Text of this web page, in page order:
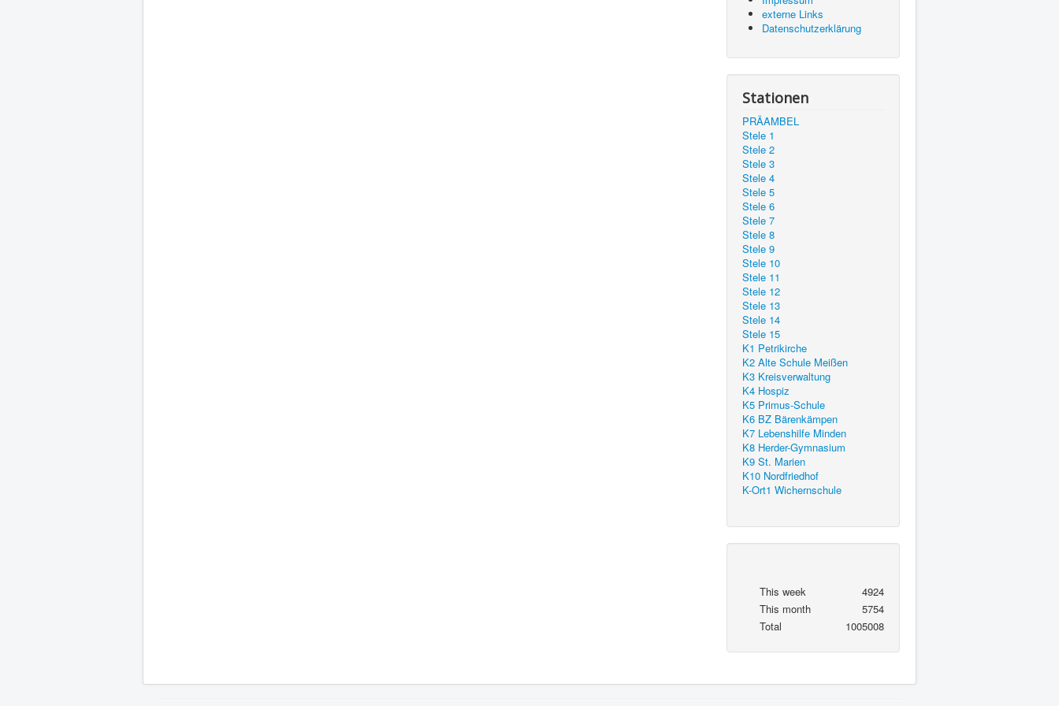
externe Links
Datenschutzerklärung
Stationen
PRÄAMBEL
Stele 1
Stele 2
Stele 3
Stele 4
Stele 5
Stele 6
Stele 7
Stele 8
Stele 9
Stele 10
Stele 11
Stele 12
Stele 13
Stele 14
Stele 15
K1 Petrikirche
K2 Alte Schule Meißen
K3 Kreisverwaltung
K4 Hospiz
K5 Primus-Schule
K6 BZ Bärenkämpen
K7 Lebenshilfe Minden
K8 Herder-Gymnasium
K9 St. Marien
K10 Nordfriedhof
K-Ort1 Wichernschule
This week
4924
This month
5754
Total
1005008